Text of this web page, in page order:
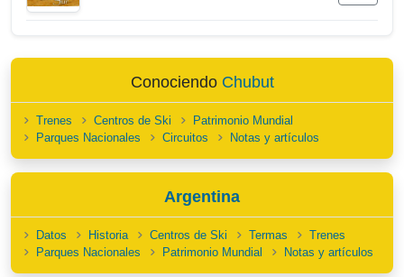
Conociendo Chubut
Trenes Centros de Ski
Patrimonio Mundial
Parques Nacionales
Circuitos Notas y artículos
Argentina
Datos Historia Centros de Ski Termas
Trenes
Parques Nacionales
Patrimonio Mundial Notas y artículos